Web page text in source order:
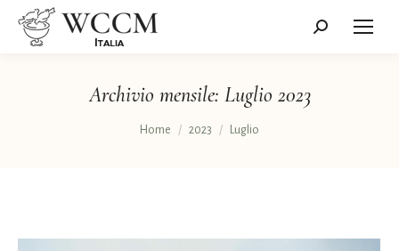
Cerca:
Archivio mensile: Luglio 2023
Tu sei qui:
Home 2023 Luglio